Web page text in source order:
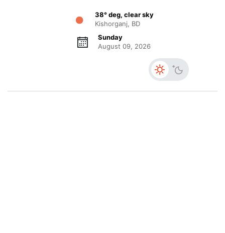
38° deg, clear sky
Kishorganj, BD
Sunday
August 09, 2026